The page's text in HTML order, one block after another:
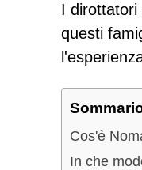
I dirottatori
questi
Cos'è
In che